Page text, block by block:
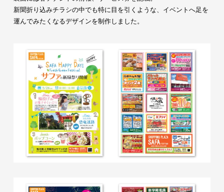
新聞折り込みチラシの中でも特に目を引くような、イベントへ足を
運んでみたくなるデザインを制作しました。